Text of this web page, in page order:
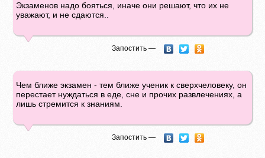
Экзаменов надо бояться, иначе они решают, что их не
уважают, и не сдаются..
Запостить —
Чем ближе экзамен - тем ближе ученик к сверхчеловеку, он
перестает нуждаться в еде, сне и прочих развлечениях, а
лишь стремится к знаниям.
Запостить —